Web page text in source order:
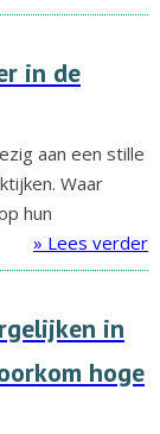
in de
aan een stille
Waar
hun
» Lees verder
in
hoge